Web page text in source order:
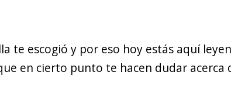
te escogió y por eso hoy estás aquí
en cierto punto te hacen dudar acerca